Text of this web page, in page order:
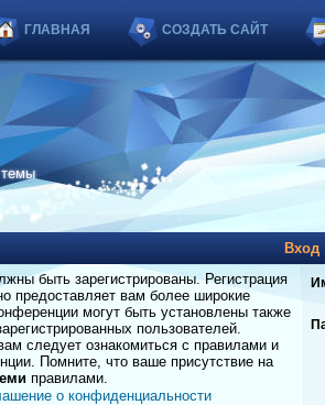
ГЛАВНАЯ СОЗДАТЬ САЙТ
Вход
быть зарегистрированы. Регистрация
предоставляет вам более широкие
могут быть установлены также
пользователей.
следует ознакомиться с правилами и
Помните, что ваше присутствие на
правилами.
о конфиденциальности